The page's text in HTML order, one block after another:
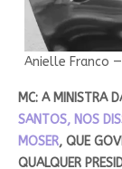
Anielle Franco
MC: A MINISTRA
SANTOS, NOS
MOSER, QUE
QUALQUER